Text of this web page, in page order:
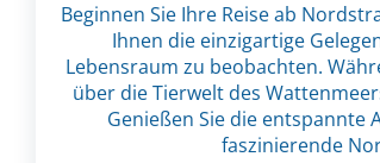
Beginnen Sie Ihre Reise ab
Ihnen die einzigartige
Lebensraum zu beobachten.
über die Tierwelt des
Genießen Sie die entspannte
faszinierende